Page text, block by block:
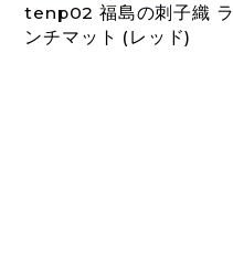
tenp02 福島の刺子織 ラ
ンチマット (レッド)